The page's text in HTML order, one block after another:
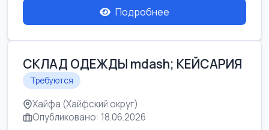
Подробнее
СКЛАД ОДЕЖДЫ mdash; КЕЙСАРИЯ
Требуются
Хайфа (Хайфский округ)
Опубликовано: 18.06.2026